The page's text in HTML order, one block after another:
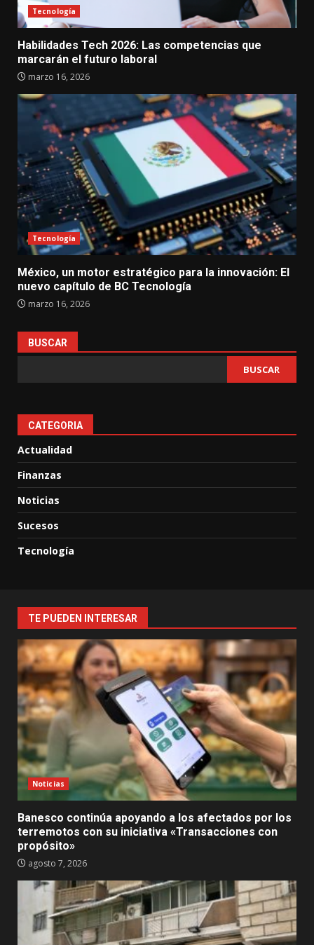
Tecnología
Habilidades Tech 2026: Las competencias que
marcarán el futuro laboral
marzo 16, 2026
Tecnología
México, un motor estratégico para la innovación: El
nuevo capítulo de BC Tecnología
marzo 16, 2026
BUSCAR
BUSCAR
CATEGORIA
Actualidad
Finanzas
Noticias
Sucesos
Tecnología
TE PUEDEN INTERESAR
Noticias
Banesco continúa apoyando a los afectados por los
terremotos con su iniciativa «Transacciones con
propósito»
agosto 7, 2026